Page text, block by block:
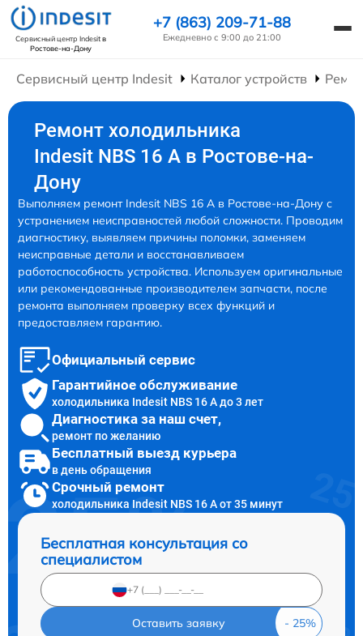
Сервисный центр Indesitв
Ростове-на-Дону
+7 (863) 209-71-88
Ежедневно с 9:00 до 21:00
Сервисный центр Indesit Каталог устройств
Ремонт холодильника
Indesit NBS 16 A в Ростове-на-
Дону
Выполняем ремонт Indesit NBS 16 A в Ростове-на-Дону с
устранением неисправностей любой сложности. Проводим
диагностику, выявляем причины поломки, заменяем
неисправные детали и восстанавливаем
работоспособность устройства. Используем оригинальные
или рекомендованные производителем запчасти, после
ремонта выполняем проверку всех функций и
предоставляем гарантию.
Официальный сервис
Гарантийное обслуживание
холодильника Indesit NBS 16 A до 3 лет
Диагностика за наш счет,
ремонт по желанию
Бесплатный выезд курьера
в день обращения
Срочный ремонт
холодильника Indesit NBS 16 A от 35 минут
Бесплатная консультация со
специалистом
Оставить заявку